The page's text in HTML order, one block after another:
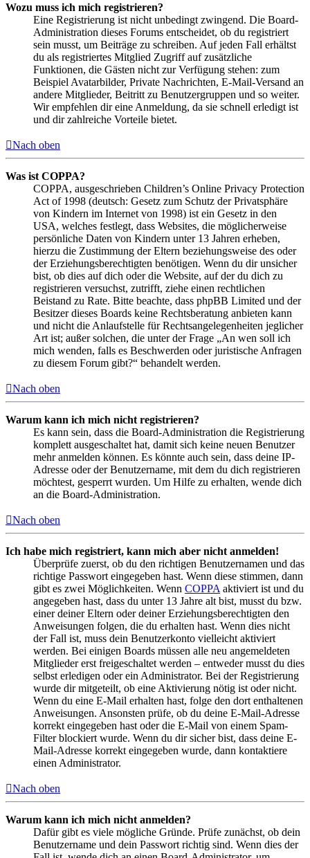
Wozu muss ich mich registrieren?
Eine Registrierung ist nicht unbedingt zwingend. Die Board-
Administration dieses Forums entscheidet, ob du registriert
sein musst, um Beiträge zu schreiben. Auf jeden Fall erhältst
du als registriertes Mitglied Zugriff auf zusätzliche
Funktionen, die Gästen nicht zur Verfügung stehen: zum
Beispiel Avatarbilder, Private Nachrichten, E-Mail-Versand an
andere Mitglieder, Beitritt zu Benutzergruppen und so weiter.
Wir empfehlen dir eine Anmeldung, da sie schnell erledigt ist
und dir zahlreiche Vorteile bietet.
Nach oben
Was ist COPPA?
COPPA, ausgeschrieben Children’s Online Privacy Protection
Act of 1998 (deutsch: Gesetz zum Schutz der Privatsphäre
von Kindern im Internet von 1998) ist ein Gesetz in den
USA, welches festlegt, dass Websites, die möglicherweise
persönliche Daten von Kindern unter 13 Jahren erheben,
hierzu die Zustimmung der Eltern beziehungsweise des oder
der Erziehungsberechtigten benötigen. Wenn du dir unsicher
bist, ob dies auf dich oder die Website, auf der du dich zu
registrieren versuchst, zutrifft, ziehe einen rechtlichen
Beistand zu Rate. Bitte beachte, dass phpBB Limited und der
Besitzer dieses Boards keine Rechtsberatung anbieten kann
und nicht die Anlaufstelle für Rechtsangelegenheiten jeglicher
Art ist; außer solchen, die unter der Frage „An wen soll ich
mich wenden, falls es Beschwerden oder juristische Anfragen
zu diesem Forum gibt?“ behandelt werden.
Nach oben
Warum kann ich mich nicht registrieren?
Es kann sein, dass die Board-Administration die Registrierung
komplett ausgeschaltet hat, damit sich keine neuen Benutzer
mehr anmelden können. Es könnte auch sein, dass deine IP-
Adresse oder der Benutzername, mit dem du dich registrieren
möchtest, gesperrt wurden. Um Hilfe zu erhalten, wende dich
an die Board-Administration.
Nach oben
Ich habe mich registriert, kann mich aber nicht anmelden!
Überprüfe zuerst, ob du den richtigen Benutzernamen und das
richtige Passwort eingegeben hast. Wenn diese stimmen, dann
gibt es zwei Möglichkeiten. Wenn COPPA aktiviert ist und du
angegeben hast, dass du unter 13 Jahre alt bist, musst du bzw.
einer deiner Eltern oder deiner Erziehungsberechtigten den
Anweisungen folgen, die du erhalten hast. Wenn dies nicht
der Fall ist, muss dein Benutzerkonto vielleicht aktiviert
werden. Bei einigen Boards müssen alle neu angemeldeten
Mitglieder erst freigeschaltet werden – entweder musst du dies
selbst erledigen oder ein Administrator. Bei der Registrierung
wurde dir mitgeteilt, ob eine Aktivierung nötig ist oder nicht.
Wenn du eine E-Mail erhalten hast, folge den dort enthaltenen
Anweisungen. Ansonsten prüfe, ob du deine E-Mail-Adresse
korrekt eingegeben hast oder die E-Mail von einem Spam-
Filter blockiert wurde. Wenn du dir sicher bist, dass deine E-
Mail-Adresse korrekt eingegeben wurde, dann kontaktiere
einen Administrator.
Nach oben
Warum kann ich mich nicht anmelden?
Dafür gibt es viele mögliche Gründe. Prüfe zunächst, ob dein
Benutzername und dein Passwort richtig sind. Wenn dies der